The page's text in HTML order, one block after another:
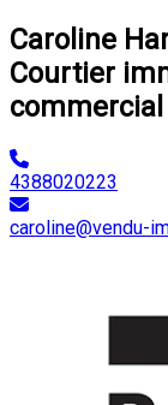
Caroline
Courtier
commercial
4388020223
caroline@vendu-